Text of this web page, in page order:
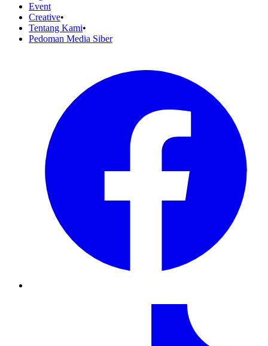
Event
Creative•
Tentang Kami•
Pedoman Media Siber